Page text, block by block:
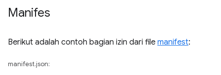
Manifes
Berikut adalah contoh bagian izin dari file manifest:
manifest.json: